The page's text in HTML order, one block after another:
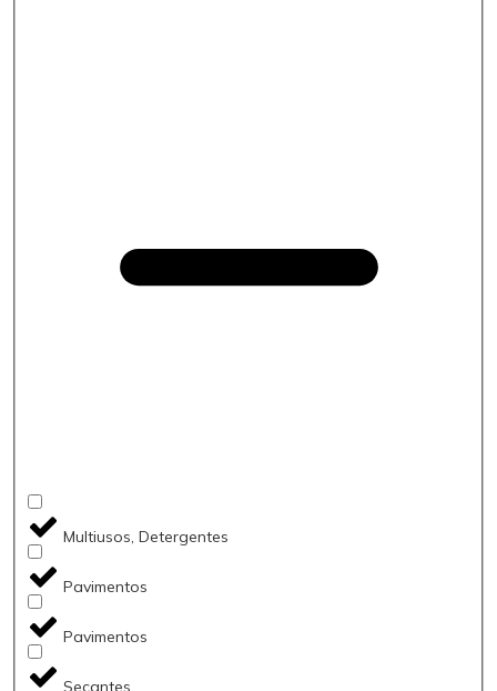
Multiusos, Detergentes
Pavimentos
Pavimentos
Secantes